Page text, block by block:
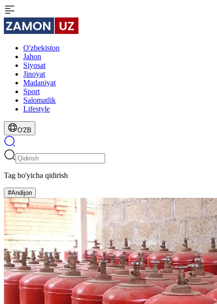
O'zbekiston
Jahon
Siyosat
Jinoyat
Madaniyat
Sport
Salomatlik
Lifestyle
O'ZB
Tag bo'yicha qidirish
#Andijon